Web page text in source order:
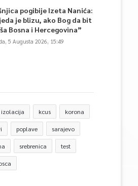
pogibije Izeta Nanića:
je blizu, ako Bog da bit
Bosna i Hercegovina”
5 Augusta 2026, 15:49
izolacija kcus korona
poplave sarajevo
srebrenica test